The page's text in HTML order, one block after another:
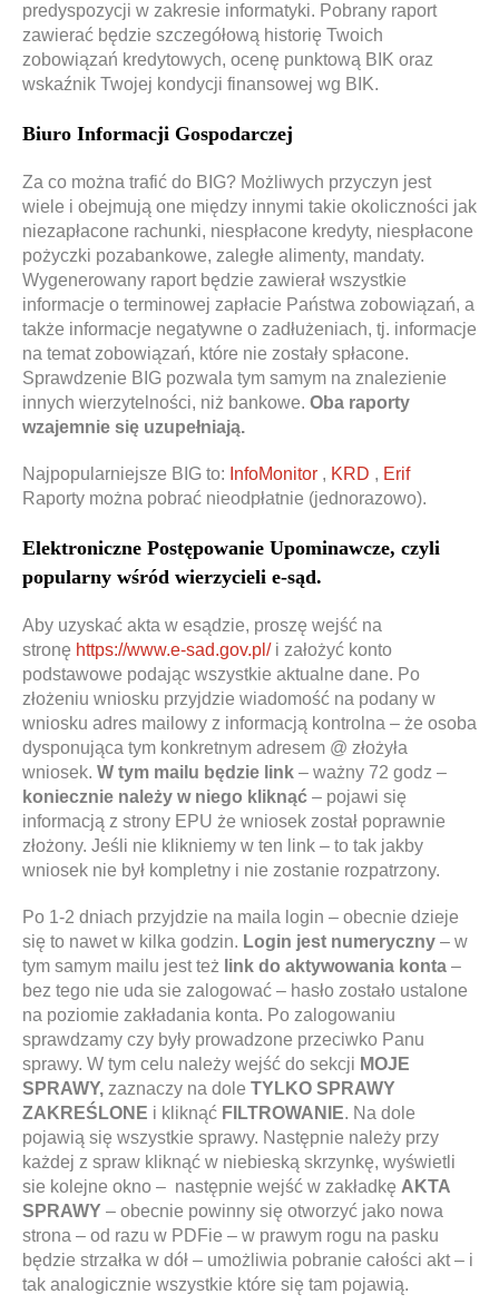
predyspozycji w zakresie informatyki. Pobrany raport
zawierać będzie szczegółową historię Twoich
zobowiązań kredytowych, ocenę punktową BIK oraz
wskaźnik Twojej kondycji finansowej wg BIK.
Biuro Informacji Gospodarczej
Za co można trafić do BIG? Możliwych przyczyn jest
wiele i obejmują one między innymi takie okoliczności jak
niezapłacone rachunki, niespłacone kredyty, niespłacone
pożyczki pozabankowe, zaległe alimenty, mandaty.
Wygenerowany raport będzie zawierał wszystkie
informacje o terminowej zapłacie Państwa zobowiązań, a
także informacje negatywne o zadłużeniach, tj. informacje
na temat zobowiązań, które nie zostały spłacone.
Sprawdzenie BIG pozwala tym samym na znalezienie
innych wierzytelności, niż bankowe. Oba raporty
wzajemnie się uzupełniają.
Najpopularniejsze BIG to: InfoMonitor , KRD , Erif
Raporty można pobrać nieodpłatnie (jednorazowo).
Elektroniczne Postępowanie Upominawcze, czyli
popularny wśród wierzycieli e-sąd.
Aby uzyskać akta w esądzie, proszę wejść na
stronę https://www.e-sad.gov.pl/i założyć konto
podstawowe podając wszystkie aktualne dane. Po
złożeniu wniosku przyjdzie wiadomość na podany w
wniosku adres mailowy z informacją kontrolna – że osoba
dysponująca tym konkretnym adresem @ złożyła
wniosek. W tym mailu będzie link – ważny 72 godz –
koniecznie należy w niego kliknąć – pojawi się
informacją z strony EPU że wniosek został poprawnie
złożony. Jeśli nie klikniemy w ten link – to tak jakby
wniosek nie był kompletny i nie zostanie rozpatrzony.
Po 1-2 dniach przyjdzie na maila login – obecnie dzieje
się to nawet w kilka godzin. Login jest numeryczny – w
tym samym mailu jest też link do aktywowania konta –
bez tego nie uda sie zalogować – hasło zostało ustalone
na poziomie zakładania konta. Po zalogowaniu
sprawdzamy czy były prowadzone przeciwko Panu
sprawy. W tym celu należy wejść do sekcji MOJE
SPRAWY, zaznaczy na dole TYLKO SPRAWY
ZAKREŚLONE i kliknąć FILTROWANIE. Na dole
pojawią się wszystkie sprawy. Następnie należy przy
każdej z spraw kliknąć w niebieską skrzynkę, wyświetli
sie kolejne okno – następnie wejść w zakładkę AKTA
SPRAWY – obecnie powinny się otworzyć jako nowa
strona – od razu w PDFie – w prawym rogu na pasku
będzie strzałka w dół – umożliwia pobranie całości akt – i
tak analogicznie wszystkie które się tam pojawią.